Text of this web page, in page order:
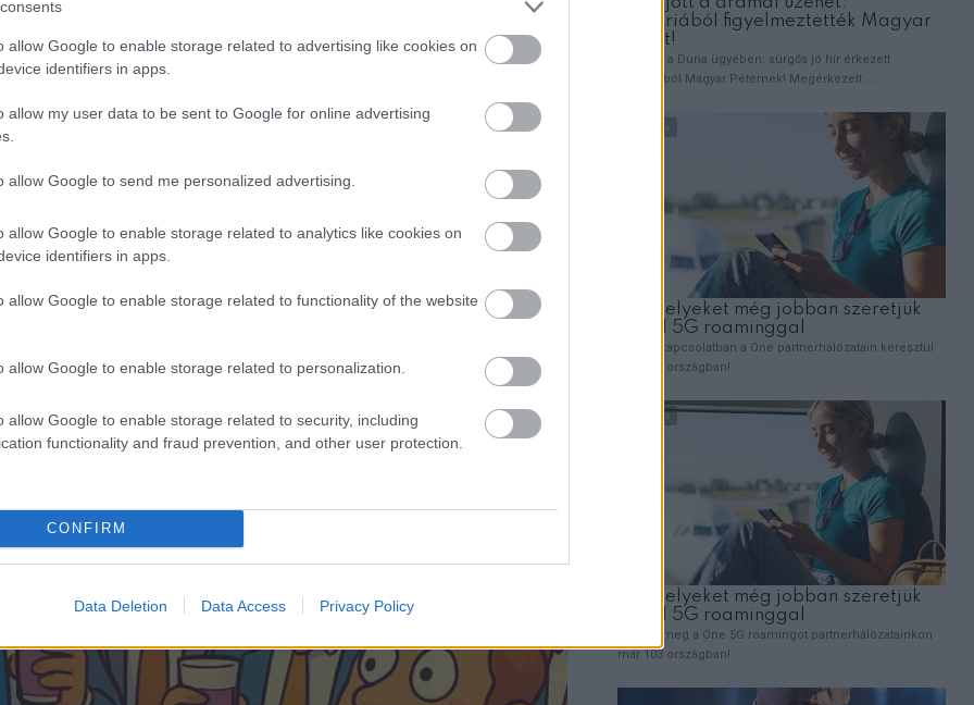
allow Google to enable storage related to advertising like cookies on
identifiers in apps.
allow my user data to be sent to Google for online advertising
allow Google to send me personalized advertising.
allow Google to enable storage related to analytics like cookies on
identifiers in apps.
allow Google to enable storage related to functionality of the website
allow Google to enable storage related to personalization.
allow Google to enable storage related to security, including
functionality and fraud prevention, and other user protection.
CONFIRM
Data Deletion Data Access Privacy Policy
ládádban.”